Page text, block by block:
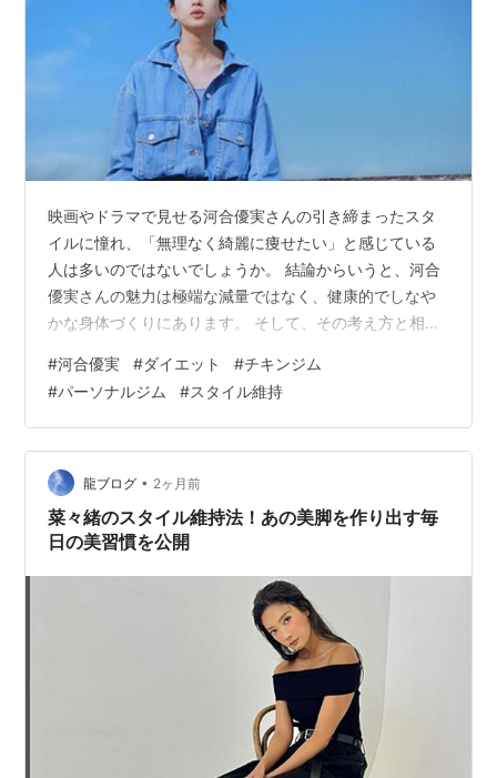
映画やドラマで見せる河合優実さんの引き締まったスタ
イルに憧れ、「無理なく綺麗に痩せたい」と感じている
人は多いのではないでしょうか。 結論からいうと、河合
優実さんの魅力は極端な減量ではなく、健康的でしなや
かな身体づくりにあります。 そして、その考え方と相性
ているチキンジムです。 厳しい食事制限や過度な運動で
は一時的に痩せても長続きしません。 特にダイエット初
心者の場合、正しい食事管理と継続できる運動習慣を身
につけることが何より重要です。 この記事では、河合優
実さんのスタイルが支持される理由を紐解きながら、初
心者でも安心して始められるチキンジムの特…
#河合優実 #ダイエット #チキンジム
#パーソナルジム #スタイル維持
龍ブログ • 2ヶ月前
菜々緒のスタイル維持法！あの美脚を作り出す毎
日の美習慣を公開